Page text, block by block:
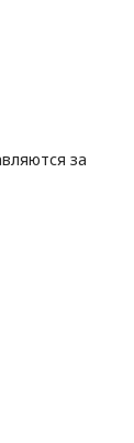
за